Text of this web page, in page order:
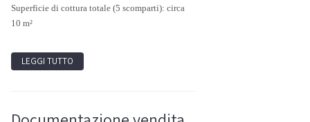
Superficie di cottura totale (5 scomparti): circa
10 m²
LEGGI TUTTO